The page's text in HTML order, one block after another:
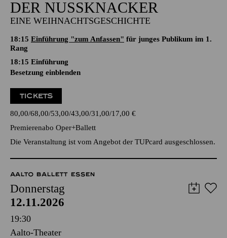
DER NUSSKNACKER
EINE WEIHNACHTSGESCHICHTE
18:15 Einführung "zum Anfassen" für junges Publikum im 1.
Rang
18:15 Einführung
Besetzung einblenden
TICKETS
80,00 68,00 53,00 43,00 31,00 17,00 €
Premierenabo Oper+Ballett
Die Veranstaltung ist vom Angebot der TUPcard ausgeschlossen.
AALTO BALLETT ESSEN
Donnerstag
12.11.2026
19:30
Aalto-Theater